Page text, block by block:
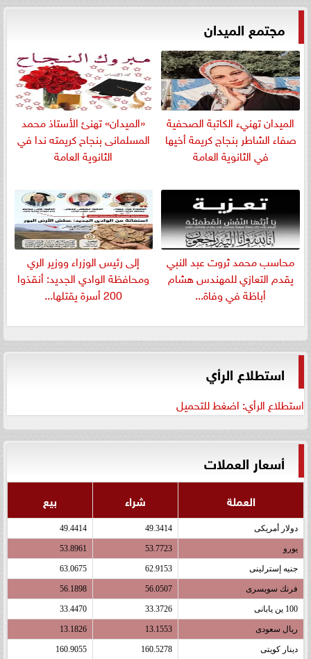
مجتمع الميدان
الميدان تهنيء الكاتبة الصحفية
صفاء الشاطر بنجاج كريمة أخيها
في الثانوية العامة
«الميدان» تهنئ الأستاذ محمد
المسلمانى بنجاح كريمته ندا في
الثانوية العامة
​محاسب محمد ثروت عبد النبي
يقدم التعازي للمهندس هشام
أباظة في وفاة...
إلى رئيس الوزراء ووزير الري
ومحافظة الوادي الجديد: أنقذوا
200 أسرة يقتلها...
استطلاع الرأي
استطلاع الرأي: اضغط للتحميل
أسعار العملات
العملة شراء بيع
دولار أمريكى 49.3414
49.4414
يورو 53.7723
53.8961
جنيه إسترلينى 62.9153
63.0675
فرنك سويسرى 56.0507
56.1898
100 ين يابانى 33.3726
33.4470
ريال سعودى 13.1553
13.1826
دينار كويتى 160.5278
160.9055